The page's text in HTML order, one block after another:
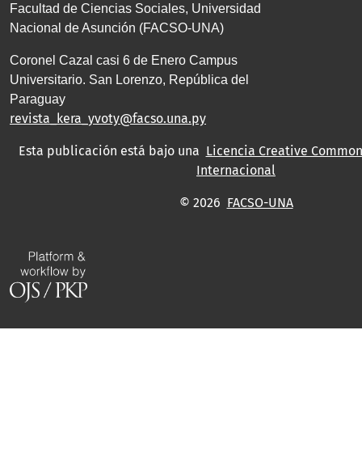
Facultad de Ciencias Sociales, Universidad
Nacional de Asunción (FACSO-UNA)
Coronel Cazal casi 6 de Enero Campus
Universitario. San Lorenzo, República del
Paraguay
revista_kera_yvoty@facso.una.py
Esta publicación está bajo una Licencia Creative
Internacional
© 2026 FACSO-UNA